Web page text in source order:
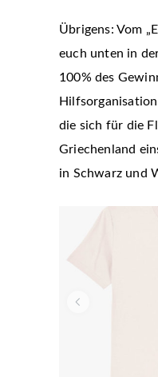
Übrigens: Vom
euch unten in
100% des
die sich für die
Griechenland
in Schwarz und